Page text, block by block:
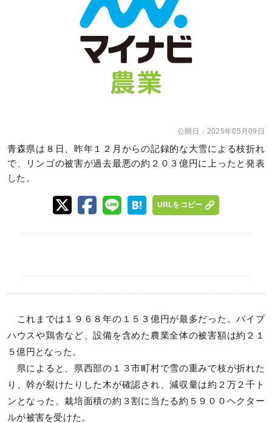
公開日： 2025年05月09日
青森県は８日、昨年１２月からの記録的な大雪による枝折れ
で、リンゴの被害が過去最悪の約２０３億円に上ったと発表
した。
URLをコピー
これまでは１９６８年の１５３億円が最多だった。パイプ
ハウスや鶏舎など、設備を含めた農業全体の被害額は約２１
５億円となった。
県によると、県西部の１３市町村で雪の重みで枝が折れた
り、幹が裂けたりした木が確認され、減収量は約２万２千ト
ンとなった。栽培面積の約３割に当たる約５９００ヘクター
ルが被害を受けた。